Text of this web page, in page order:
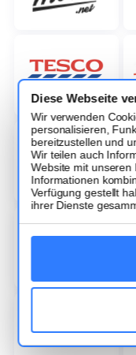
Diese Webseite
Wir verwenden
personalisieren,
bereitzustellen und
Wir teilen auch
Website mit unseren
Informationen
Verfügung gestellt
ihrer Dienste